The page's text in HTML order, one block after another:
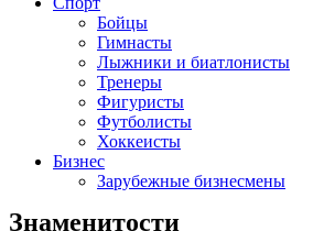
Бойцы
Гимнасты
Лыжники и биатлонисты
Тренеры
Фигуристы
Футболисты
Хоккеисты
Бизнес
Зарубежные бизнесмены
Знаменитости